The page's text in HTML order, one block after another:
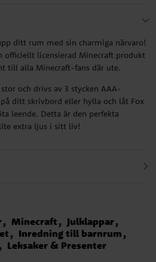
ditt rum med sin charmiga närvaro!
officiellt licensierad Minecraft produkt
till alla Minecraft-fans där ute.
och drivs av 3 stycken AAA-
ditt skrivbord eller hylla och låt Fox
leende. Detta är den perfekta
extra ljus i sitt liv!
Minecraft
Julklappar
Inredning till barnrum
Leksaker & Presenter